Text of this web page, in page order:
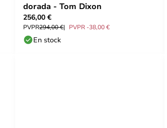
dorada - Tom Dixon
256,00 €
PVPR294,00 € PVPR -38,00 €
En stock